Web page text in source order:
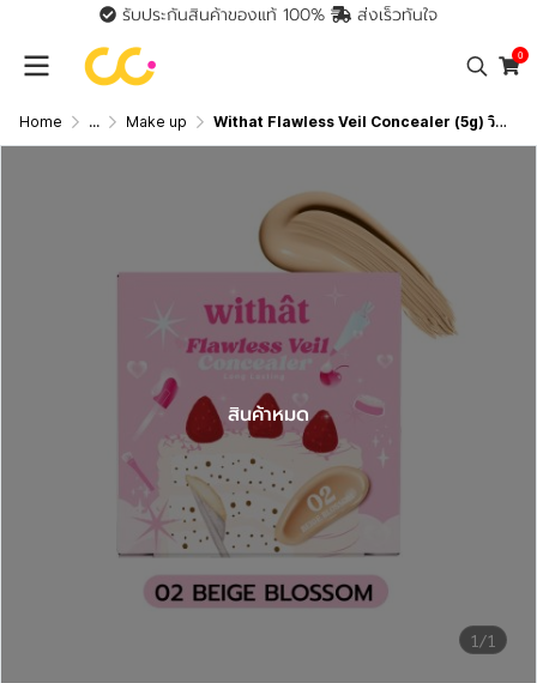
รับประกันสินค้าของแท้ 100% ส่งเร็วทันใจ
0
Home ... Make up Withat Flawless Veil Concealer (5g) วิทแทท คอนซีลเลอร์เนื้อแมตต์
1/1
สินค้าหมด